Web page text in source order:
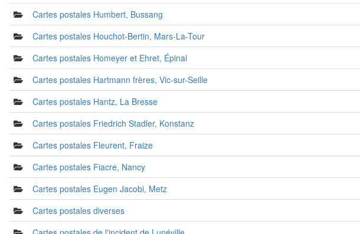
Cartes postales Humbert, Bussang
Cartes postales Houchot-Bertin, Mars-La-Tour
Cartes postales Homeyer et Ehret, Épinal
Cartes postales Hartmann frères, Vic-sur-Seille
Cartes postales Hantz, La Bresse
Cartes postales Friedrich Stadler, Konstanz
Cartes postales Fleurent, Fraize
Cartes postales Fiacre, Nancy
Cartes postales Eugen Jacobi, Metz
Cartes postales diverses